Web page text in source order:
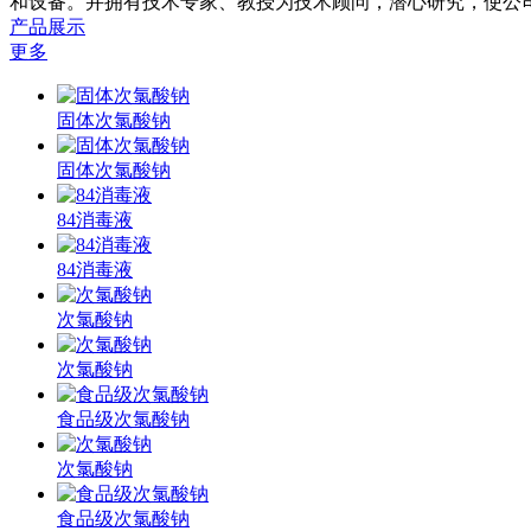
产品展示
更多
固体次氯酸钠
固体次氯酸钠
84消毒液
84消毒液
次氯酸钠
次氯酸钠
食品级次氯酸钠
次氯酸钠
食品级次氯酸钠